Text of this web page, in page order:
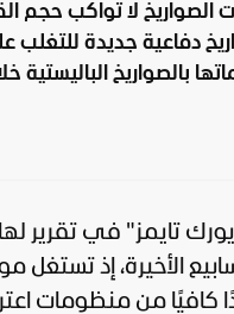
لا تواكب حجم
دفاعية جديدة
بالصواريخ الباليستية
تايمز" في تقرير
الأخيرة، إذ
كافيًا من منظومات